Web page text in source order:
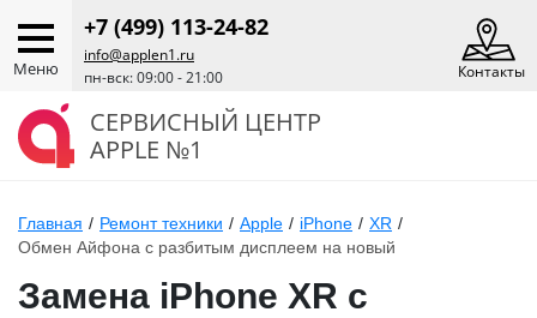
Меню
+7 (499) 113-24-82
info@applen1.ru
пн-вск: 09:00 - 21:00
Контакты
СЕРВИСНЫЙ ЦЕНТР
APPLE №1
Главная / Ремонт техники / Apple / iPhone / XR /
Обмен Айфона с разбитым дисплеем на новый
Замена iPhone XR с